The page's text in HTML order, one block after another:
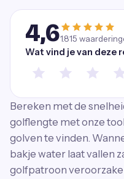
4,61.815
Wat vind je van deze
Bereken met de
golflengte met onze
golven te vinden.
bakje water laat vallen
golfpatroon